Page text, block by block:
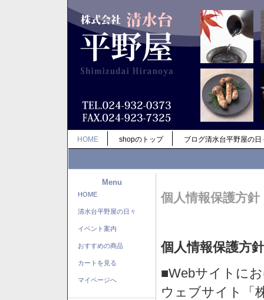
HOME shopのトップ ブログ清水台平野屋の日
Menu
HOME
清水台平野屋の日々
イベント案内
おすすめの商品
カートを見る
マイページへ
個人情報保護方針
個人情報保護方針
■Webサイトに
ウェブサイト「